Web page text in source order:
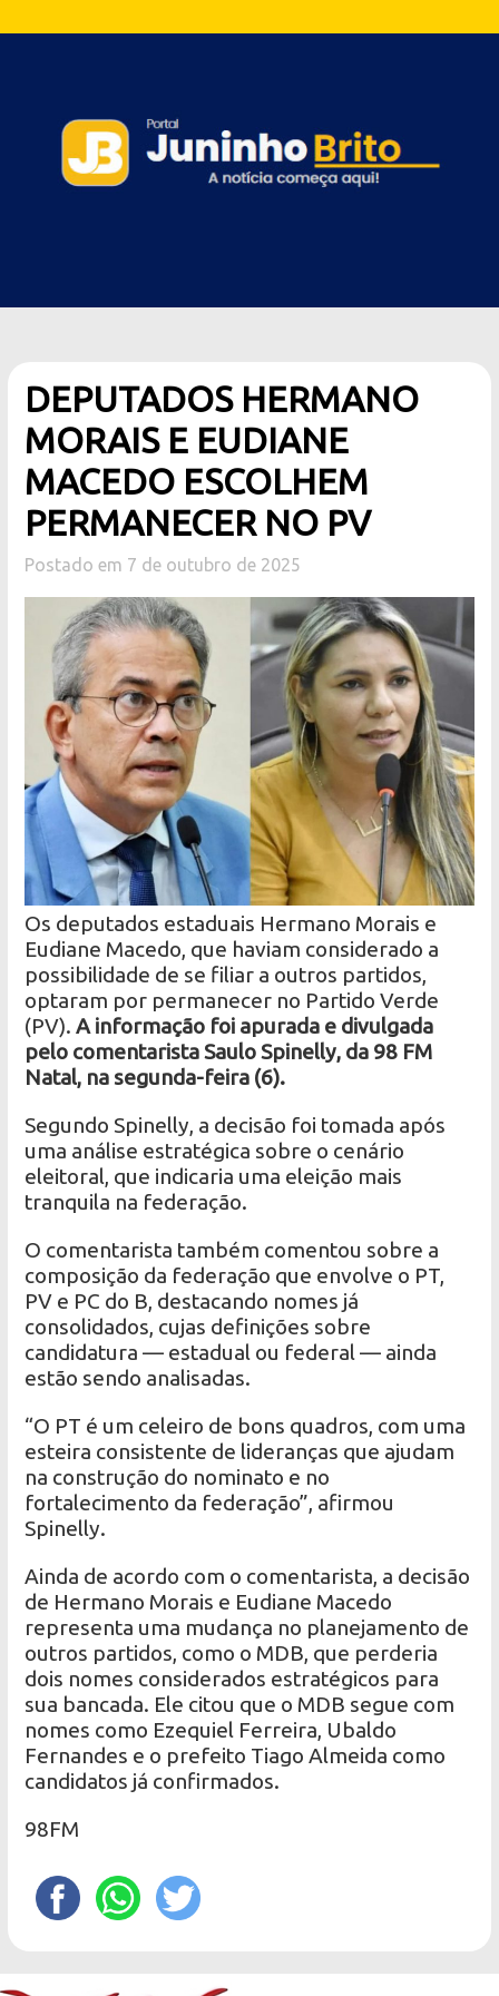
DEPUTADOS HERMANO
MORAIS E EUDIANE
MACEDO ESCOLHEM
PERMANECER NO PV
Postado em 7 de outubro de 2025
Os deputados estaduais Hermano Morais e
Eudiane Macedo, que haviam considerado a
possibilidade de se filiar a outros partidos,
optaram por permanecer no Partido Verde
(PV).A informação foi apurada e divulgada
pelo comentarista Saulo Spinelly, da 98 FM
Natal, na segunda-feira (6).
Segundo Spinelly, a decisão foi tomada após
uma análise estratégica sobre o cenário
eleitoral, que indicaria uma eleição mais
tranquila na federação.
O comentarista também comentou sobre a
composição da federação que envolve o PT,
PV e PC do B, destacando nomes já
consolidados, cujas definições sobre
candidatura — estadual ou federal — ainda
estão sendo analisadas.
“O PT é um celeiro de bons quadros, com uma
esteira consistente de lideranças que ajudam
na construção do nominato e no
fortalecimento da federação”, afirmou
Spinelly.
Ainda de acordo com o comentarista, a decisão
de Hermano Morais e Eudiane Macedo
representa uma mudança no planejamento de
outros partidos, como o MDB, que perderia
dois nomes considerados estratégicos para
sua bancada. Ele citou que o MDB segue com
nomes como Ezequiel Ferreira, Ubaldo
Fernandes e o prefeito Tiago Almeida como
candidatos já confirmados.
98FM